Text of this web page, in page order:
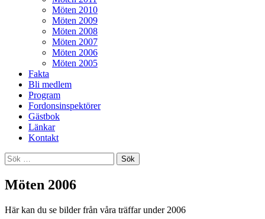
Möten 2010
Möten 2009
Möten 2008
Möten 2007
Möten 2006
Möten 2005
Fakta
Bli medlem
Program
Fordonsinspektörer
Gästbok
Länkar
Kontakt
Sök
efter:
Möten 2006
Här kan du se bilder från våra träffar under 2006